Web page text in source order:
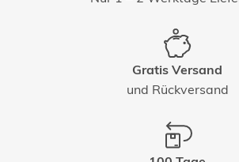
Gratis Versand
und Rückversand